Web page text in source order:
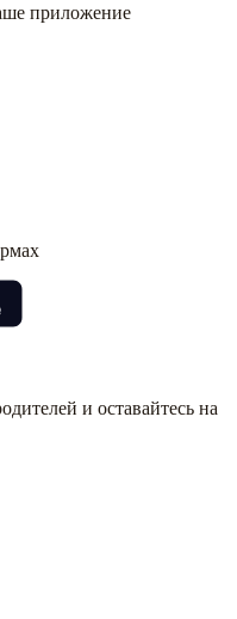
приложение
и оставайтесь на